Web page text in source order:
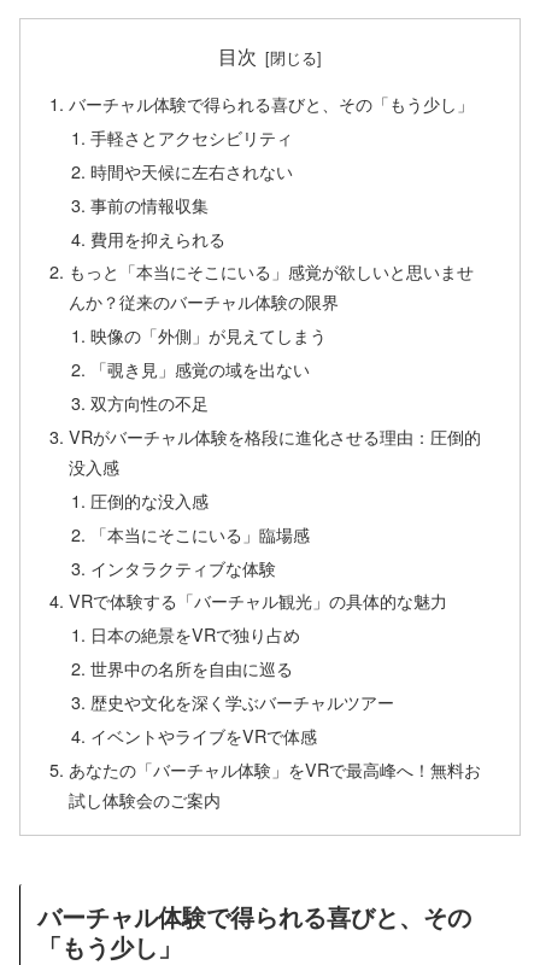
目次
バーチャル体験で得られる喜びと、その「もう少し」
手軽さとアクセシビリティ
時間や天候に左右されない
事前の情報収集
費用を抑えられる
もっと「本当にそこにいる」感覚が欲しいと思いませ
んか？従来のバーチャル体験の限界
映像の「外側」が見えてしまう
「覗き見」感覚の域を出ない
双方向性の不足
VRがバーチャル体験を格段に進化させる理由：圧倒的
没入感
圧倒的な没入感
「本当にそこにいる」臨場感
インタラクティブな体験
VRで体験する「バーチャル観光」の具体的な魅力
日本の絶景をVRで独り占め
世界中の名所を自由に巡る
歴史や文化を深く学ぶバーチャルツアー
イベントやライブをVRで体感
あなたの「バーチャル体験」をVRで最高峰へ！無料お
試し体験会のご案内
バーチャル体験で得られる喜びと、その
「もう少し」